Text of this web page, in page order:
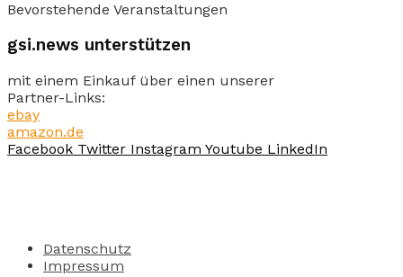
Bevorstehende Veranstaltungen
gsi.news unterstützen
mit einem Einkauf über einen unserer
Partner-Links:
ebay
amazon.de
Facebook Twitter Instagram Youtube LinkedIn
Datenschutz
Impressum